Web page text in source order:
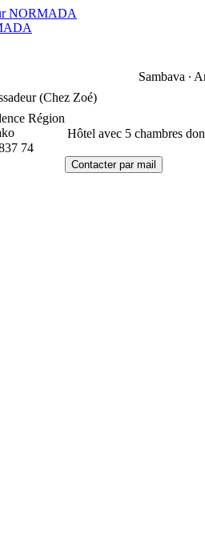
NORMADA
Sambava
(Chez Zoé)
Région
74
Hôtel avec 5 chambres